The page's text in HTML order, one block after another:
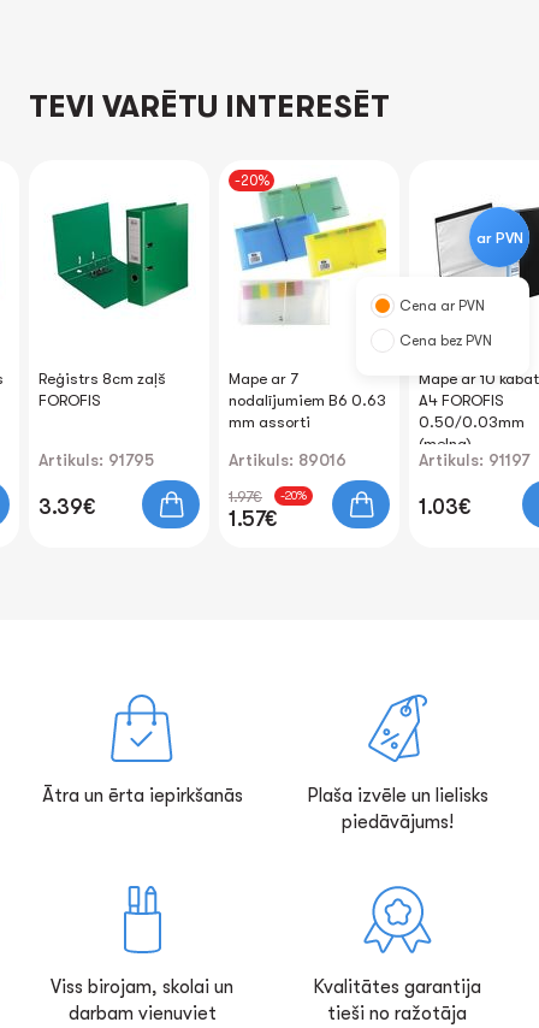
TEVI VARĒTU INTERESĒT
Reģistrs 8cm zaļš
FOROFIS
Artikuls: 91795
3.39€
-20%
Mape ar 7
nodalījumiem B6 0.63
mm assorti
Artikuls: 89016
1.97€ -20%
1.57€
Mape ar 10
A4 FOROFIS
0.50/0.03mm
(melna)
Artikuls: 91197
1.03€
ar PVN
Cena ar PVN
Cena bez PVN
Ātra un ērta iepirkšanās
Plaša izvēle un lielisks
piedāvājums!
Viss birojam, skolai un
darbam vienuviet
Kvalitātes garantija
tieši no ražotāja